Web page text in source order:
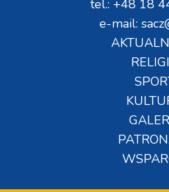
tel.: +48 18
e-mail: